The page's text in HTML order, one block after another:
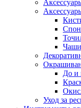
До и
Уход за